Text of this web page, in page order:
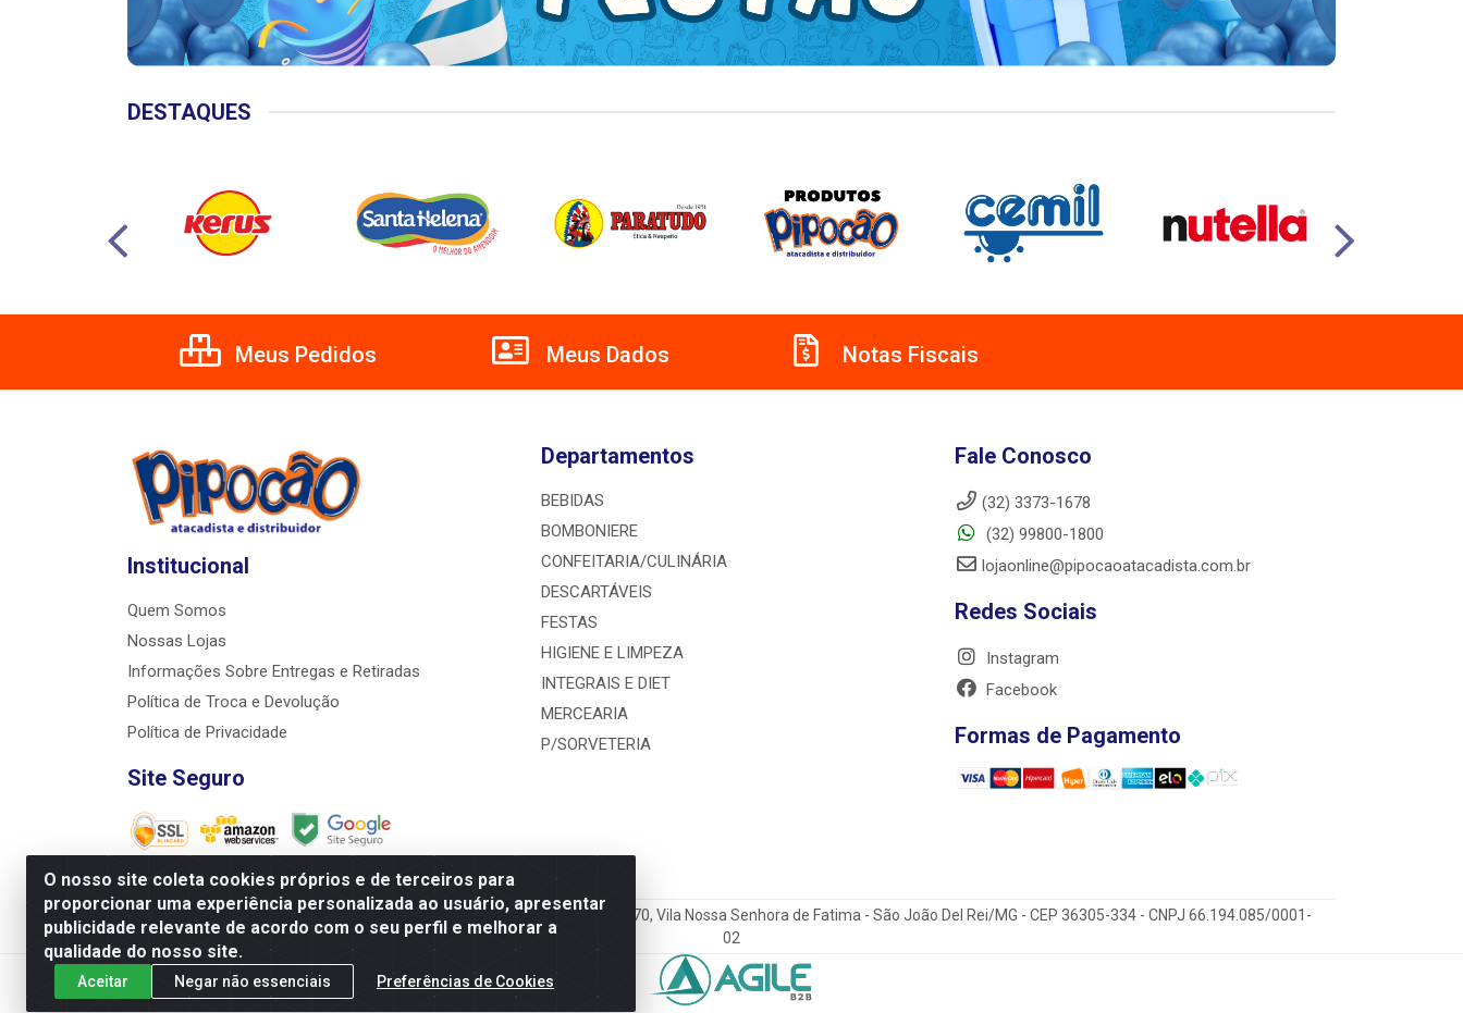
DESTAQUES
O nosso site coleta cookies próprios e de terceiros para
proporcionar uma experiência personalizada ao usuário, apresentar
publicidade relevante de acordo com o seu perfil e melhorar a
qualidade do nosso site.
Aceitar Negar não essenciais Preferências de Cookies
Meus Pedidos Meus Dados Notas Fiscais
Institucional
Quem Somos
Nossas Lojas
Informações Sobre Entregas e Retiradas
Política de Troca e Devolução
Política de Privacidade
Site Seguro
Departamentos
BEBIDAS
BOMBONIERE
CONFEITARIA/CULINÁRIA
DESCARTÁVEIS
FESTAS
HIGIENE E LIMPEZA
INTEGRAIS E DIET
MERCEARIA
P/SORVETERIA
Fale Conosco
(32) 3373-1678
(32) 99800-1800
lojaonline@pipocaoatacadista.com.br
Redes Sociais
Instagram
Facebook
Formas de Pagamento
JRS Distribuição e Logística LTDA - Rua Antônio do Sacramento Torga 70, Vila Nossa Senhora de Fatima - São João Del Rei/MG - CEP 36305-334 - CNPJ 66.194.085/0001-
02